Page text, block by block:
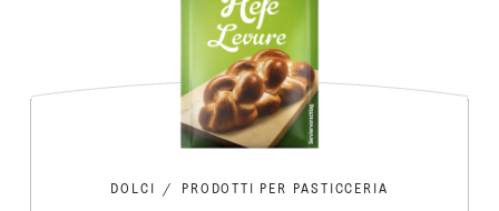
DOLCI / PRODOTTI PER PASTICCERIA